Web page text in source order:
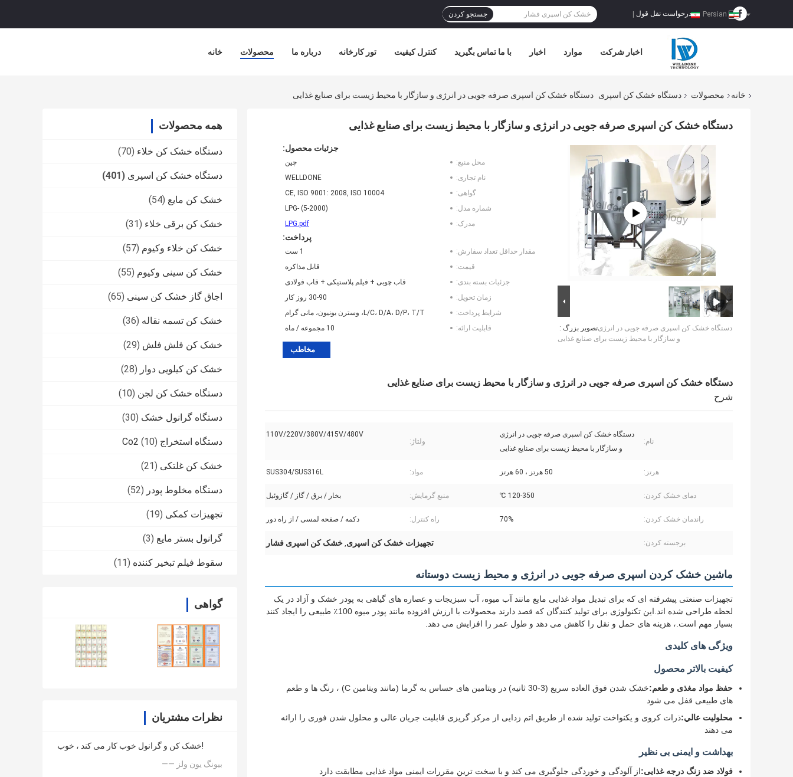
درخواست نقل قول جستجو کردن
خانه محصولات درباره ما تور کارخانه کنترل کیفیت با ما تماس بگیرید اخبار موارد اخبار شرکت
خانه محصولات دستگاه خشک کن اسپری دستگاه خشک کن اسپری صرفه جویی در انرژی و سازگار با محیط زیست برای صنایع غذایی
همه محصولات
دستگاه خشک کن خلاء (70)
دستگاه خشک کن اسپری (401)
خشک کن مایع (54)
خشک کن برقی خلاء (31)
خشک کن خلاء وکیوم (57)
خشک کن سینی وکیوم (55)
اجاق گاز خشک کن سینی (65)
خشک کن تسمه نقاله (36)
خشک کن فلش فلش (29)
خشک کن کیلویی دوار (28)
دستگاه خشک کن لجن (10)
دستگاه گرانول خشک (30)
دستگاه استخراج Co2 (10)
خشک کن غلتکی (21)
دستگاه مخلوط پودر (52)
تجهیزات کمکی (19)
گرانول بستر مایع (3)
سقوط فیلم تبخیر کننده (11)
گواهی
نظرات مشتریان
خشک کن و گرانول خوب کار می کند ، خوب!
—— بیونگ یون ولز
دستگاه خشک کن اسپری صرفه جویی در انرژی و سازگار با محیط زیست برای صنایع غذایی
تصویر بزرگ :دستگاه خشک کن اسپری صرفه جویی در انرژی
و سازگار با محیط زیست برای صنایع غذایی
جزئیات محصول:
محل منبع:
چین
نام تجاری:
WELLDONE
گواهی:
CE, ISO 9001: 2008, ISO 10004
شماره مدل:
LPG- (5-2000)
مدرک:
LPG.pdf
پرداخت:
مقدار حداقل تعداد سفارش:
1 ست
قیمت:
قابل مذاکره
جزئیات بسته بندی:
قاب چوبی + فیلم پلاستیکی + قاب فولادی
زمان تحویل:
30-90 روز کار
شرایط پرداخت:
L/C، D/A، D/P، T/T، وسترن یونیون، مانی گرام
قابلیت ارائه:
10 مجموعه / ماه
مخاطب
دستگاه خشک کن اسپری صرفه جویی در انرژی و سازگار با محیط زیست برای صنایع غذایی
شرح
نام:
دستگاه خشک کن اسپری صرفه جویی در انرژی
و سازگار با محیط زیست برای صنایع غذایی
ولتاژ:
110V/220V/380V/415V/480V
هرتز: 50 هرتز ، 60 هرتز مواد: SUS304/SUS316L
دمای خشک کردن: 120-350 ℃ منبع گرمایش: بخار / برق / گاز / گازوئیل
راندمان خشک کردن: 70% راه کنترل: دکمه / صفحه لمسی / از راه دور
برجسته کردن: تجهیزات خشک کن اسپری, خشک کن اسپری فشار
ماشین خشک کردن اسپری صرفه جویی در انرژی و محیط زیست دوستانه
تجهیزات صنعتی پیشرفته ای که برای تبدیل مواد غذایی مایع مانند آب میوه، آب سبزیجات و عصاره های گیاهی به پودر خشک و آزاد در یک
لحظه طراحی شده اند.این تکنولوژی برای تولید کنندگان که قصد دارند محصولات با ارزش افزوده مانند پودر میوه 100٪ طبیعی را ایجاد کنند
بسیار مهم است.، هزینه های حمل و نقل را کاهش می دهد و طول عمر را افزایش می دهد.
ویژگی های کلیدی
کیفیت بالاتر محصول
حفظ مواد مغذی و طعم:
خشک شدن فوق العاده سریع (3-30 ثانیه) در ویتامین های حساس به گرما (مانند ویتامین C) ، رنگ ها و طعم
های طبیعی قفل می شود
محلوليت عالي:ذرات کروی و یکنواخت تولید شده از طریق اتم زدایی از مرکز گریزی قابلیت جریان عالی و محلول شدن فوری را ارائه
می دهند
بهداشت و ایمنی بی نظیر
فولاد ضد زنگ درجه غذایی:از آلودگی و خوردگی جلوگیری می کند و با سخت ترین مقررات ایمنی مواد غذایی مطابقت دارد